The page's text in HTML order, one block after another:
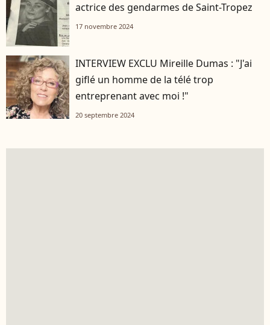
actrice des gendarmes de Saint-Tropez
17 novembre 2024
INTERVIEW EXCLU Mireille Dumas : "J'ai
giflé un homme de la télé trop
entreprenant avec moi !"
20 septembre 2024